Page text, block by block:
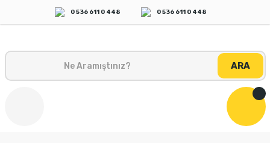
0 536 611 0 448 0 536 611 0 448
ARA